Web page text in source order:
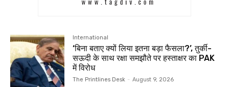
International
‘बिना बताए क्यों लिया इतना बड़ा फैसला?’, तुर्की-
सऊदी के साथ रक्षा समझौते पर हस्ताक्षर का PAK
में विरोध
The Printlines Desk - August 9, 2026